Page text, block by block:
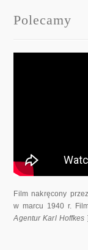
Polecamy
Film nakręcony
w marcu 1940 r.
Agentur Karl Hoffkes ]